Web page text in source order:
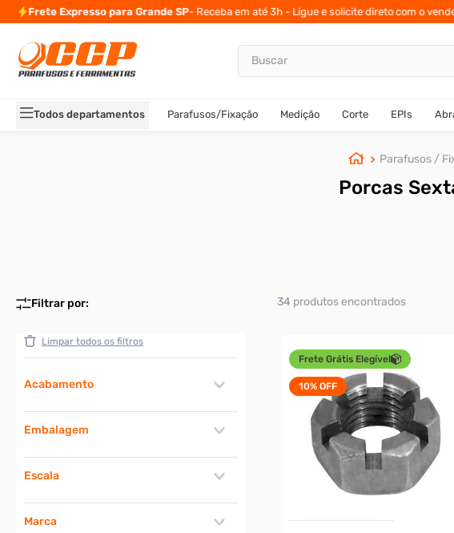
Frete Expresso para Grande SP- Receba em até 3h - Ligue e solicite direto com o
Buscar
Todos departamentos Parafusos/Fixação Medição Corte EPIs
Parafusos /
Porcas
Acabamento
Polido
Embalagem
5 peças
10 peças
50 peças
Escala
Métrica
Polegada
Marca
34 produtos
Frete Grátis Elegível
10% OFF
TERMOS MAIS BUSCADOS
2º
porca
10º parafuso 5